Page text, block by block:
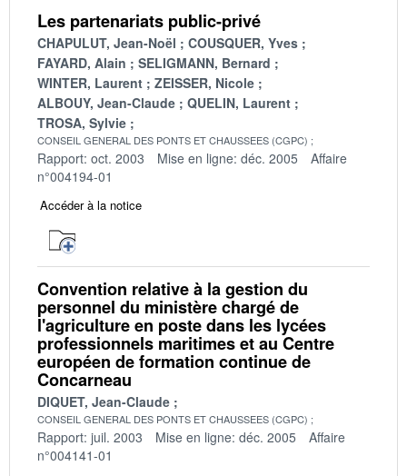
Les partenariats public-privé
CHAPULUT, Jean-Noël
COUSQUER, Yves
FAYARD, Alain
SELIGMANN, Bernard
WINTER, Laurent
ZEISSER, Nicole
ALBOUY, Jean-Claude
QUELIN, Laurent
TROSA, Sylvie
CONSEIL GENERAL DES PONTS ET CHAUSSEES (CGPC)
Rapport: oct. 2003 Mise en ligne: déc. 2005
Affaire
n°004194-01
Accéder à la notice
Convention relative à la gestion du
personnel du ministère chargé de
l'agriculture en poste dans les lycées
professionnels maritimes et au Centre
européen de formation continue de
Concarneau
DIQUET, Jean-Claude
CONSEIL GENERAL DES PONTS ET CHAUSSEES (CGPC)
Rapport: juil. 2003 Mise en ligne: déc. 2005
Affaire
n°004141-01